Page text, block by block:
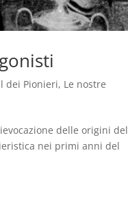
dei Pionieri, Le nostre
delle origini del
nei primi anni del